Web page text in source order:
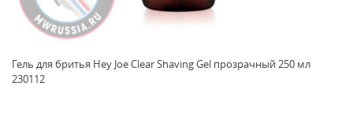
Гель для бритья Hey Joe Clear Shaving Gel прозрачный 250 мл
230112